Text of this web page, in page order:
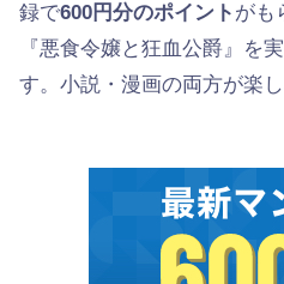
録で600円分のポイント がも
『悪食令嬢と狂血公爵』を
す。小説・漫画の両方が楽し